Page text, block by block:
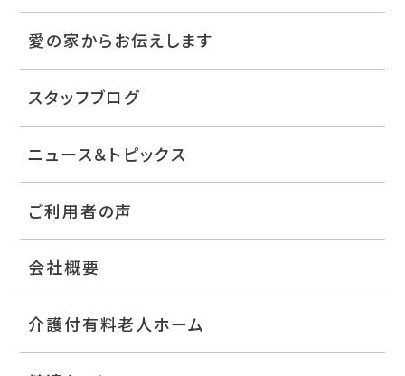
愛の家からお伝えします
スタッフブログ
ニュース＆トピックス
ご利用者の声
会社概要
介護付有料老人ホーム